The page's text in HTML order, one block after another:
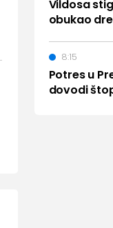
Vildosa
obukao
Potres u
dovodi
8:15